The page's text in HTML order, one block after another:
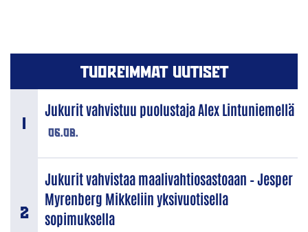
TUOREIMMAT UUTISET
06.08.
Jukurit vahvistuu puolustaja Alex Lintuniemellä
Jukurit vahvistaa maalivahtiosastoaan – Jesper
Myrenberg Mikkeliin yksivuotisella
sopimuksella